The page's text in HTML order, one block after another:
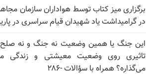
برگزاری میز کتاب توسط هواداران سازمان
در گرامیداشت یاد شهیدان قیام سراسری در
این جنگ یا همین وضعیت نه جنگ و نه
تاثیری روی وضعیت معیشتی و زندگی
می‌گذاره؟ همراه با سؤالات -۲۸۶